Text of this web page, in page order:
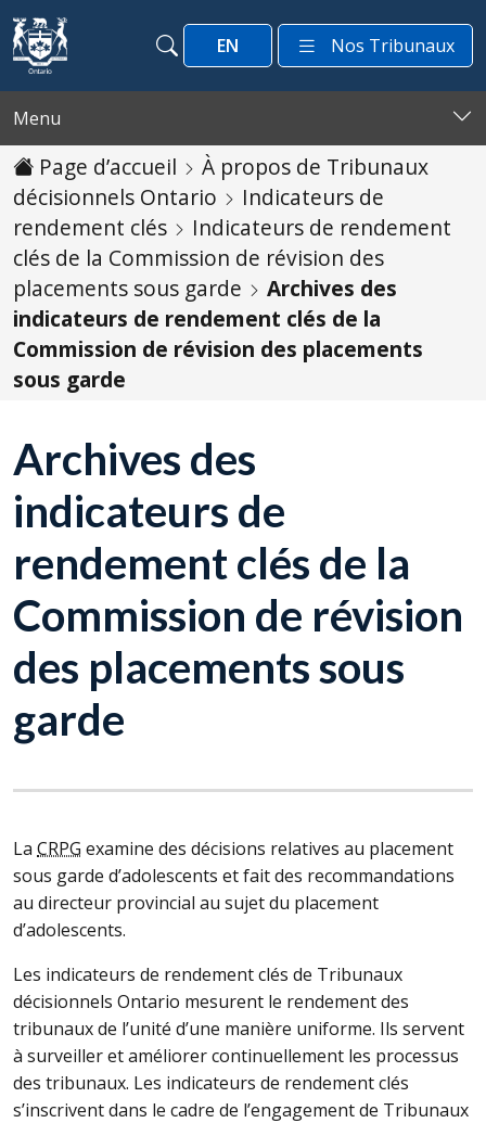
Passer au contenu
Recherche
Recherche
EN Nos Tribunaux
Menu
Page d’accueil
À propos de Tribunaux
décisionnels Ontario
Indicateurs de
rendement clés
Indicateurs de rendement
clés de la Commission de révision des
placements sous garde
Archives des
indicateurs de rendement clés de la
Commission de révision des placements
sous garde
Archives des
indicateurs de
rendement clés de la
Commission de révision
des placements sous
garde
La CRPG examine des décisions relatives au placement
sous garde d’adolescents et fait des recommandations
au directeur provincial au sujet du placement
d’adolescents.
Les indicateurs de rendement clés de Tribunaux
décisionnels Ontario mesurent le rendement des
tribunaux de l’unité d’une manière uniforme. Ils servent
à surveiller et améliorer continuellement les processus
des tribunaux. Les indicateurs de rendement clés
s’inscrivent dans le cadre de l’engagement de Tribunaux